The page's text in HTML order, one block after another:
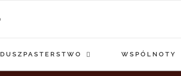
DUSZPASTERSTWO WSPÓLNOTY